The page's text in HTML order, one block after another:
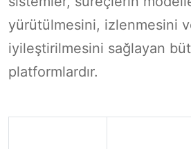
yürütülmesini, izlenmesini
iyileştirilmesini sağlayan
platformlardır.